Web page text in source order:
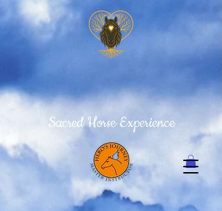
Sacred Horse Experience